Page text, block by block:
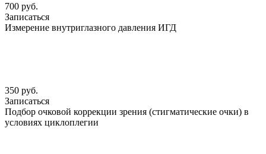
700 руб.
Записаться
Измерение внутриглазного давления ИГД
350 руб.
Записаться
Подбор очковой коррекции зрения (стигматические очки) в
условиях циклоплегии